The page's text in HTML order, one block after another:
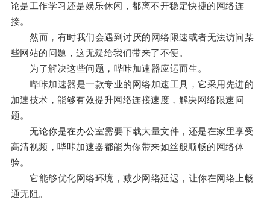
论是工作学习还是娱乐休闲，都离不开稳定快捷的网络连
接。
然而，有时我们会遇到讨厌的网络限速或者无法访问某
些网站的问题，这无疑给我们带来了不便。
为了解决这些问题，哔咔加速器应运而生。
哔咔加速器是一款专业的网络加速工具，它采用先进的
加速技术，能够有效提升网络连接速度，解决网络限速问
题。
无论你是在办公室需要下载大量文件，还是在家里享受
高清视频，哔咔加速器都能为你带来如丝般顺畅的网络体
验。
它能够优化网络环境，减少网络延迟，让你在网络上畅
通无阻。